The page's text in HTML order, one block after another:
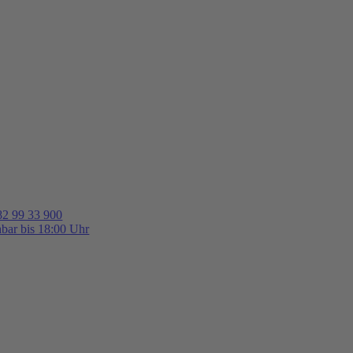
99 33 900
bis 18:00 Uhr